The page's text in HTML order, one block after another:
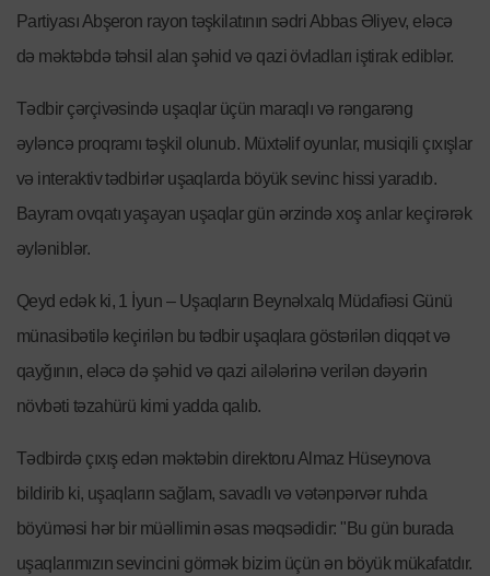
Partiyası Abşeron rayon təşkilatının sədri Abbas Əliyev, eləcə
də məktəbdə təhsil alan şəhid və qazi övladları iştirak ediblər.
Tədbir çərçivəsində uşaqlar üçün maraqlı və rəngarəng
əyləncə proqramı təşkil olunub. Müxtəlif oyunlar, musiqili çıxışlar
və interaktiv tədbirlər uşaqlarda böyük sevinc hissi yaradıb.
Bayram ovqatı yaşayan uşaqlar gün ərzində xoş anlar keçirərək
əyləniblər.
Qeyd edək ki, 1 İyun – Uşaqların Beynəlxalq Müdafiəsi Günü
münasibətilə keçirilən bu tədbir uşaqlara göstərilən diqqət və
qayğının, eləcə də şəhid və qazi ailələrinə verilən dəyərin
növbəti təzahürü kimi yadda qalıb.
Tədbirdə çıxış edən məktəbin direktoru Almaz Hüseynova
bildirib ki, uşaqların sağlam, savadlı və vətənpərvər ruhda
böyüməsi hər bir müəllimin əsas məqsədidir: "Bu gün burada
uşaqlarımızın sevincini görmək bizim üçün ən böyük mükafatdır.